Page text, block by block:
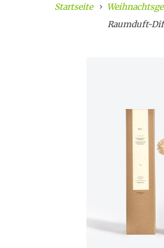
Startseite
Raumduft-